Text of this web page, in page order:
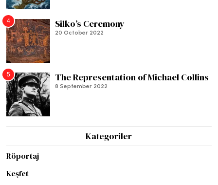
4 Silko’s Ceremony
20 October 2022
5 The Representation of Michael Collins
8 September 2022
Kategoriler
Röportaj
Keşfet